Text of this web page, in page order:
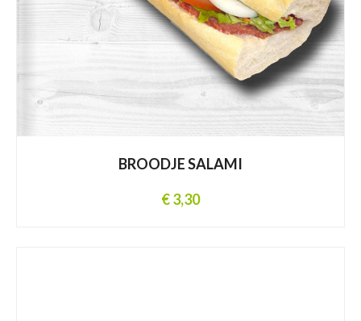
BROODJE SALAMI
€ 3,30